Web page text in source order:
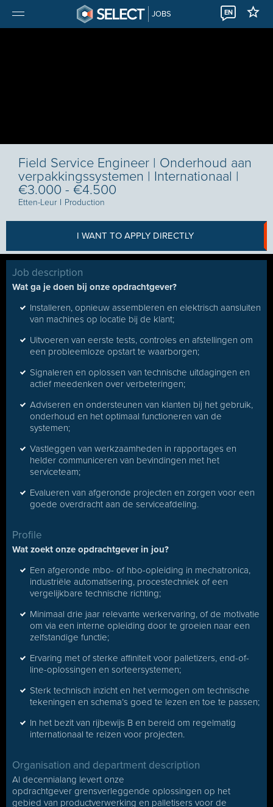
JOBS EN
Field Service Engineer | Onderhoud aan
verpakkingssystemen | Internationaal |
€3.000 - €4.500
Etten-Leur I Production
I WANT TO APPLY DIRECTLY
Job description
Wat ga je doen bij onze opdrachtgever?
Installeren, opnieuw assembleren en elektrisch aansluiten
van machines op locatie bij de klant;
Uitvoeren van eerste tests, controles en afstellingen om
een probleemloze opstart te waarborgen;
Signaleren en oplossen van technische uitdagingen en
actief meedenken over verbeteringen;
Adviseren en ondersteunen van klanten bij het gebruik,
onderhoud en het optimaal functioneren van de
systemen;
Vastleggen van werkzaamheden in rapportages en
helder communiceren van bevindingen met het
serviceteam;
Evalueren van afgeronde projecten en zorgen voor een
goede overdracht aan de serviceafdeling.
Profile
Wat zoekt onze opdrachtgever in jou?
Een afgeronde mbo- of hbo-opleiding in mechatronica,
industriële automatisering, procestechniek of een
vergelijkbare technische richting;
Minimaal drie jaar relevante werkervaring, of de motivatie
om via een interne opleiding door te groeien naar een
zelfstandige functie;
Ervaring met of sterke affiniteit voor palletizers, end-of-
line-oplossingen en sorteersystemen;
Sterk technisch inzicht en het vermogen om technische
tekeningen en schema’s goed te lezen en toe te passen;
In het bezit van rijbewijs B en bereid om regelmatig
internationaal te reizen voor projecten.
Organisation and department description
Al decennialang levert onze
opdrachtgever grensverleggende oplossingen op het
gebied van productverwerking en palletisers voor de